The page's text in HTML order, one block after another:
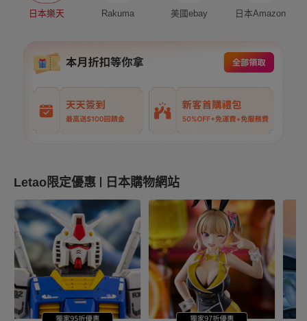
日本樂天 Rakuma 美國ebay 日本Amazon
Letao限定優惠 日本購物網站